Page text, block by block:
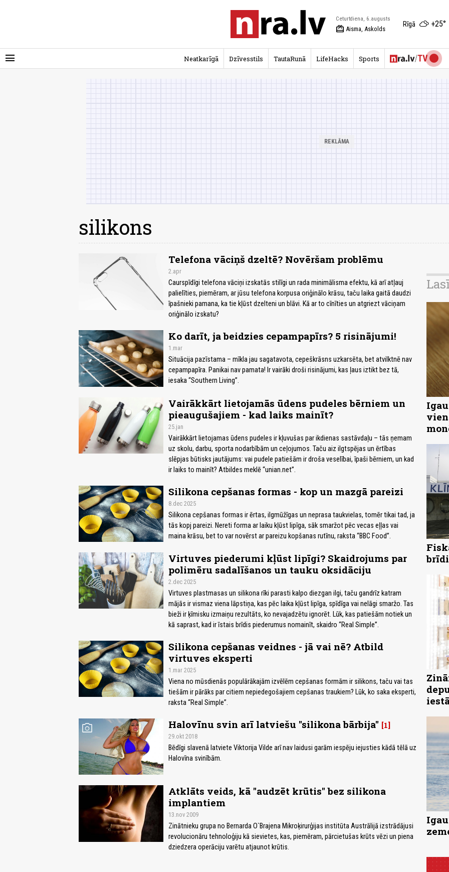
menu
Ceturtdiena, 6.augusts
redeem Aisma, Askolds
Rīgā +25°
Neatkarīgā Dzīvesstils TautaRunā LifeHacks Sports
silikons
Telefona vāciņš dzeltē? Novēršam problēmu
2.apr
Caurspīdīgi telefona vāciņi izskatās stilīgi un rada minimālisma efektu, kā arī atļauj
palielīties, piemēram, ar jūsu telefona korpusa oriģinālo krāsu, taču laika gaitā daudzi
īpašnieki pamana, ka tie kļūst dzelteni un blāvi. Kā ar to cīnīties un atgriezt vāciņam
oriģinālo izskatu?
Ko darīt, ja beidzies cepampapīrs? 5 risinājumi!
1.mar
Situācija pazīstama – mīkla jau sagatavota, cepeškrāsns uzkarsēta, bet atvilktnē nav
cepampapīra. Panikai nav pamata! Ir vairāki droši risinājumi, kas ļaus iztikt bez tā,
iesaka “Southern Living”.
Vairākkārt lietojamās ūdens pudeles bērniem un
pieaugušajiem - kad laiks mainīt?
25.jan
Vairākkārt lietojamas ūdens pudeles ir kļuvušas par ikdienas sastāvdaļu – tās ņemam
uz skolu, darbu, sporta nodarbībām un ceļojumos. Taču aiz ilgtspējas un ērtības
slēpjas būtisks jautājums: vai pudele patiešām ir droša veselībai, īpaši bērniem, un kad
ir laiks to mainīt? Atbildes meklē “unian.net”.
Silikona cepšanas formas - kop un mazgā pareizi
8.dec 2025
Silikona cepšanas formas ir ērtas, ilgmūžīgas un neprasa taukvielas, tomēr tikai tad, ja
tās kopj pareizi. Nereti forma ar laiku kļūst lipīga, sāk smaržot pēc vecas eļļas vai
maina krāsu, bet to var novērst ar pareizu kopšanas rutīnu, raksta “BBC Food”.
Virtuves piederumi kļūst lipīgi? Skaidrojums par
polimēru sadalīšanos un tauku oksidāciju
2.dec 2025
Virtuves plastmasas un silikona rīki parasti kalpo diezgan ilgi, taču gandrīz katram
mājās ir vismaz viena lāpstiņa, kas pēc laika kļūst lipīga, spīdīga vai nelāgi smaržo. Tas
bieži ir ķīmisku izmaiņu rezultāts, ko nevajadzētu ignorēt. Lūk, kas patiešām notiek un
kā saprast, kad ir īstais brīdis piederumus nomainīt, skaidro “Real Simple”.
Silikona cepšanas veidnes - jā vai nē? Atbild
virtuves eksperti
1.mar 2025
Viena no mūsdienās populārākajām izvēlēm cepšanas formām ir silikons, taču vai tas
tiešām ir pārāks par citiem nepiedegošajiem cepšanas traukiem? Lūk, ko saka eksperti,
raksta “Real Simple”.
photo_camera Halovīnu svin arī latviešu ''silikona bārbija'' 1
29.okt 2018
Bēdīgi slavenā latviete Viktorija Vilde arī nav laidusi garām iespēju iejusties kādā tēlā uz
Halovīna svinībām.
Atklāts veids, kā "audzēt krūtis" bez silikona
implantiem
13.nov 2009
Zinātnieku grupa no Bernarda O`Brajena Mikroķirurģijas institūta Austrālijā izstrādājusi
revolucionāru tehnoloģiju kā sievietes, kas, piemēram, pārcietušas krūts vēzi un piena
dziedzera operāciju varētu atjaunot krūtis.